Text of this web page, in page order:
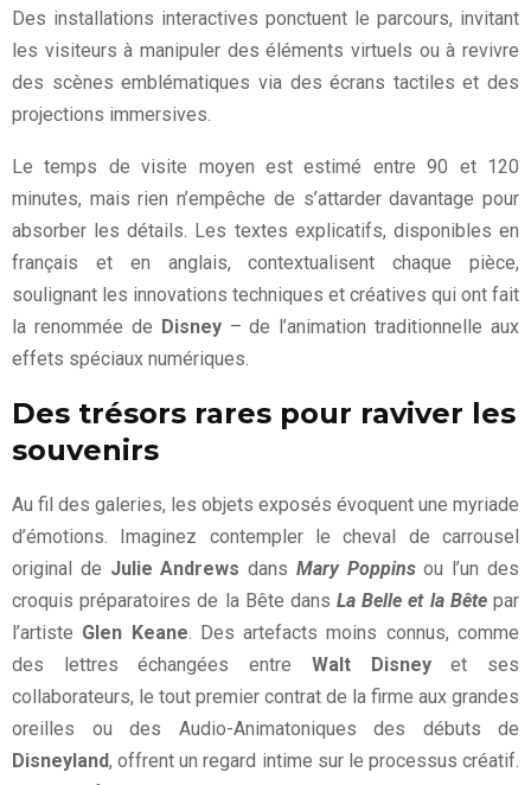
Des installations interactives ponctuent le parcours, invitant
les visiteurs à manipuler des éléments virtuels ou à revivre
des scènes emblématiques via des écrans tactiles et des
projections immersives.
Le temps de visite moyen est estimé entre 90 et 120
minutes, mais rien n’empêche de s’attarder davantage pour
absorber les détails. Les textes explicatifs, disponibles en
français et en anglais, contextualisent chaque pièce,
soulignant les innovations techniques et créatives qui ont fait
la renommée de Disney– de l’animation traditionnelle aux
effets spéciaux numériques.
Des trésors rares pour raviver les
souvenirs
Au fil des galeries, les objets exposés évoquent une myriade
d’émotions. Imaginez contempler le cheval de carrousel
original de Julie Andrews dans Mary Poppins ou l’un des
croquis préparatoires de la Bête dansLa Belle et la Bêtepar
l’artiste Glen Keane. Des artefacts moins connus, comme
des lettres échangées entre Walt Disneyet ses
collaborateurs, le tout premier contrat de la firme aux grandes
oreilles ou des Audio-Animatoniques des débuts de
Disneyland, offrent un regard intime sur le processus créatif.